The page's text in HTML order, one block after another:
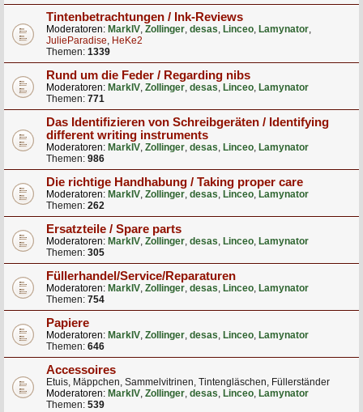
Tintenbetrachtungen / Ink-Reviews
Moderatoren: MarkIV, Zollinger, desas, Linceo, Lamynator,
JulieParadise, HeKe2
Themen: 1339
Rund um die Feder / Regarding nibs
Moderatoren: MarkIV, Zollinger, desas, Linceo, Lamynator
Themen: 771
Das Identifizieren von Schreibgeräten / Identifying
different writing instruments
Moderatoren: MarkIV, Zollinger, desas, Linceo, Lamynator
Themen: 986
Die richtige Handhabung / Taking proper care
Moderatoren: MarkIV, Zollinger, desas, Linceo, Lamynator
Themen: 262
Ersatzteile / Spare parts
Moderatoren: MarkIV, Zollinger, desas, Linceo, Lamynator
Themen: 305
Füllerhandel/Service/Reparaturen
Moderatoren: MarkIV, Zollinger, desas, Linceo, Lamynator
Themen: 754
Papiere
Moderatoren: MarkIV, Zollinger, desas, Linceo, Lamynator
Themen: 646
Accessoires
Etuis, Mäppchen, Sammelvitrinen, Tintengläschen, Füllerständer
Moderatoren: MarkIV, Zollinger, desas, Linceo, Lamynator
Themen: 539